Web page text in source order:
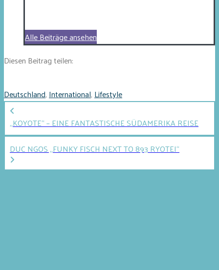
Alle Beiträge ansehen
Diesen Beitrag teilen:
Deutschland, International, Lifestyle
„KOYOTE“ – EINE FANTASTISCHE SÜDAMERIKA REISE
DUC NGOS „FUNKY FISCH NEXT TO 893 RYOTEI“